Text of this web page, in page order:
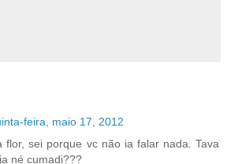
feira, maio 17, 2012
flor, sei porque vc não ia falar nada. Tava
né cumadi???